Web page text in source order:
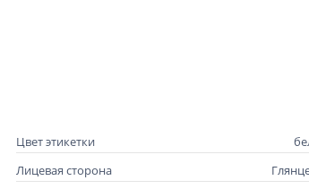
Цвет этикетки
Лицевая сторона